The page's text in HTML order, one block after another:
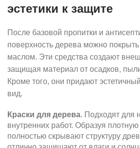
эстетики к защите
После базовой пропитки и
поверхность дерева можно
маслом. Эти средства создают
защищая материал от осадков,
Кроме того, они придают
вид.
Краски для дерева. Подходят для
внутренних работ. Образуя плотную
полностью скрывают структуру